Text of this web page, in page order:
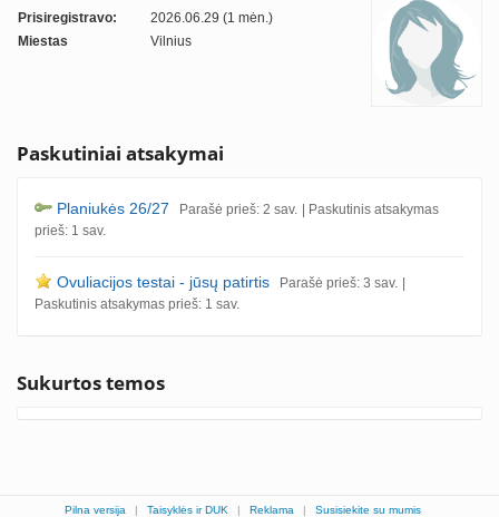
Prisiregistravo:
2026.06.29 (1 mėn.)
Miestas
Vilnius
Paskutiniai atsakymai
Planiukės 26/27 Parašė prieš: 2 sav. | Paskutinis atsakymas
prieš: 1 sav.
Ovuliacijos testai - jūsų patirtis Parašė prieš: 3 sav.
Paskutinis atsakymas prieš: 1 sav.
Sukurtos temos
Pilna versija | Taisyklės ir DUK | Reklama | Susisiekite su mumis